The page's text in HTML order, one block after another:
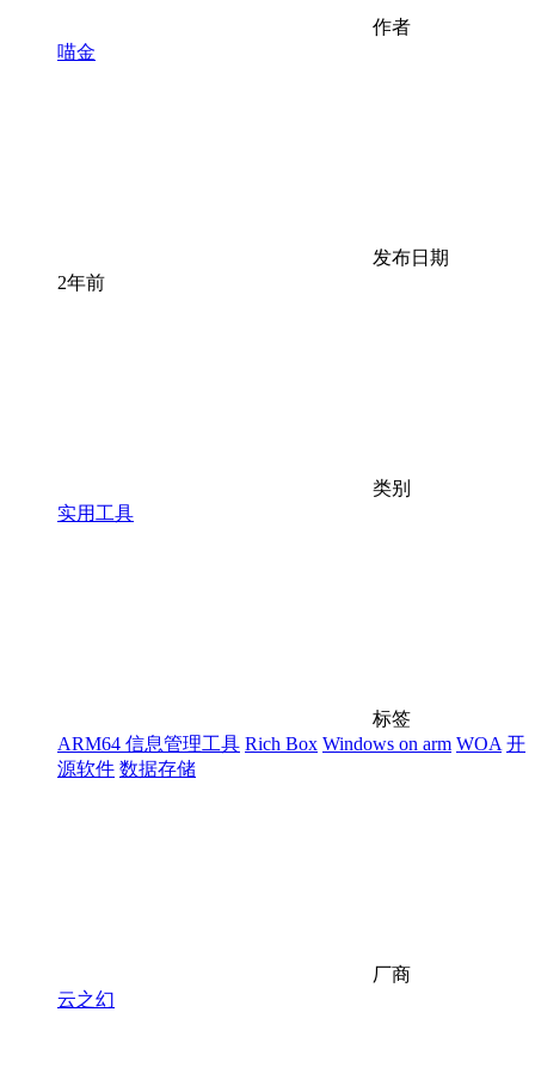
作者
喵金
发布日期
2年前
类别
实用工具
标签
ARM64 信息管理工具 Rich Box Windows on arm WOA 开
源软件 数据存储
厂商
云之幻